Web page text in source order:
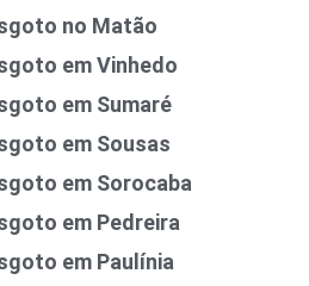
no Matão
em Vinhedo
em Sumaré
em Sousas
em Sorocaba
em Pedreira
em Paulínia